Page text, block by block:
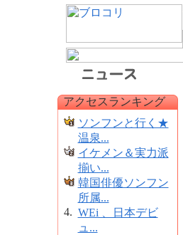
アクセスランキング
ソンフンと行く★
温泉...
イケメン＆実力派
揃い...
韓国俳優ソンフン
所属...
4. WEi 、日本デビ
ュ...